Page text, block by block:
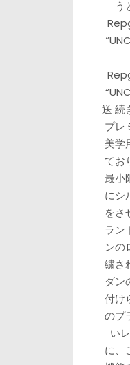
う
送 続
プレ
美学
てお
最小
にシ
をさ
ラン
ンの
繍さ
ダン
付け
のプ
い
に、